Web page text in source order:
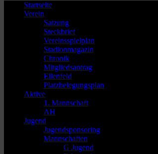
Startseite
Verein
Satzung
Steckbrief
Vereinsspielplan
Stadionmagazin
Chronik
Mitgliedsantrag
Ellenfeld
Platzbelegungsplan
Aktive
1. Mannschaft
AH
Jugend
Jugendsponsoring
Mannschaften
G Jugend